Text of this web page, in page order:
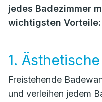
jedes Badezimmer
wichtigsten Vorteile:
1.
Freistehende
und verleihen jedem